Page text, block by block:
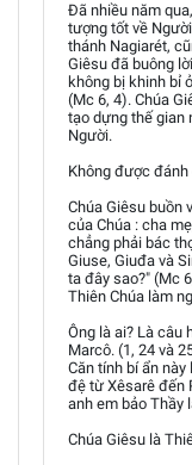
Đã nhiều năm
tượng tốt về
thánh Nagiarét,
Giêsu đã buông
không bị khinh bỉ
(Mc 6, 4). Chúa
tạo dựng thế gian
Người.
Không được đánh
Chúa Giêsu buồn
của Chúa : cha
chẳng phải bác
Giuse, Giuđa và
ta đây sao?" (Mc
Thiên Chúa làm
Ông là ai? Là câu
Marcô. (1, 24 và
Căn tính bí ẩn
đệ từ Xêsarê đến
anh em bảo Thầy
Chúa Giêsu là